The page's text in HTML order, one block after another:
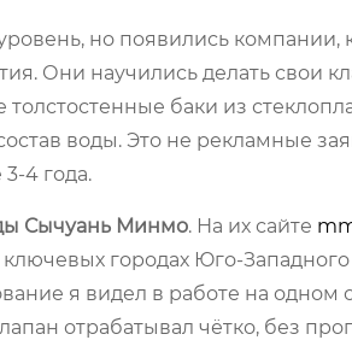
но появились компании,
Они научились делать свои
баки из
воды. Это не рекламные
4 года.
Сычуань Минмо. На их сайте
городах Юго-
я видел в работе на одном
отрабатывал чётко, без